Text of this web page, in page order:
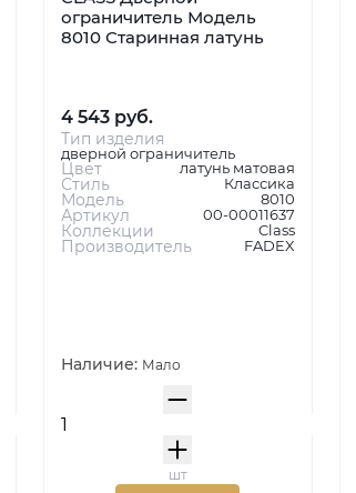
ограничитель Модель
8010 Старинная латунь
4 543 руб.
Тип изделия
дверной ограничитель
Цвет латунь матовая
Стиль Классика
Модель 8010
Артикул 00-00011637
Коллекции Class
Производитель FADEX
Наличие: Мало
шт